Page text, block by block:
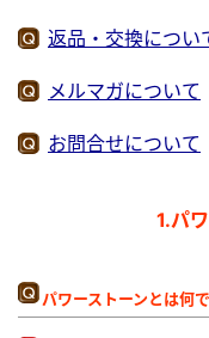
返品・交換につい
メルマガについて
お問合せについて
1.パ
パワーストーンとは何